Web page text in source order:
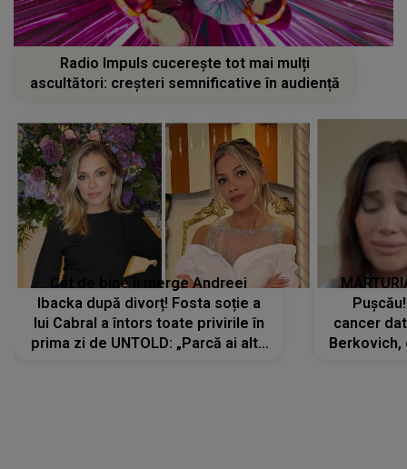
Radio Impuls cucerește tot mai mulți
ascultători: creșteri semnificative în audiență
Cât de bine îi merge Andreei
Ibacka după divorț! Fosta soție a
lui Cabral a întors toate privirile în
prima zi de UNTOLD: „Parcă ai altă
cancer